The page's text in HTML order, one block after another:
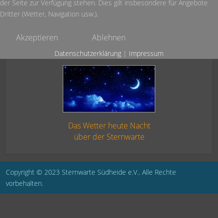
Das Wetter heute Nacht
über der Sternwarte
Copyright © 2023 Sternwarte Südheide e.V.. Alle Rechte
vorbehalten.
der Seite zur Verfügung stehen. Dies gilt insbesondere für Angebote
Dritter (Wetter, Navigation usw.).
Akzeptieren Ablehnen
Datenschutzerklärung | Impressum